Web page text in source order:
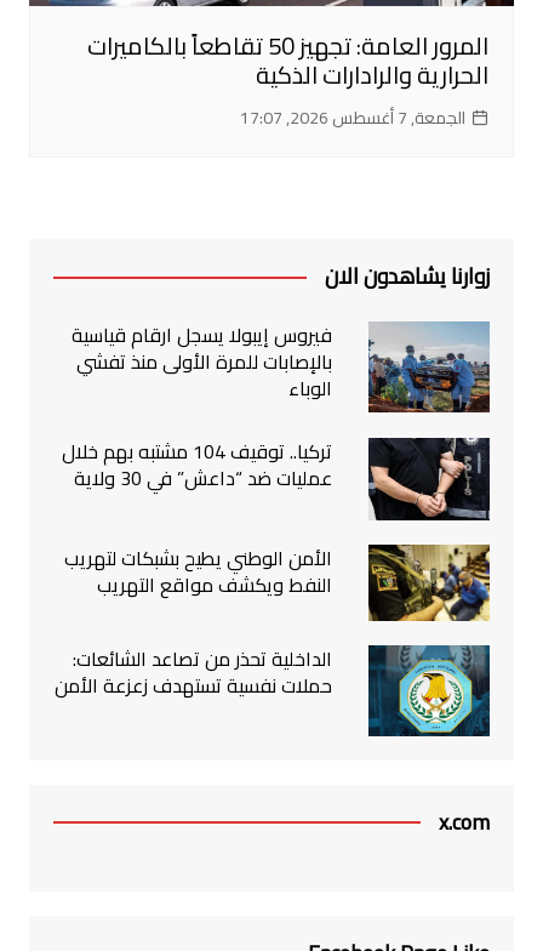
المرور العامة: تجهيز 50 تقاطعاً بالكاميرات
الحرارية والرادارات الذكية
الجمعة, 7 أغسطس 2026, 17:07
زوارنا يشاهدون الان
فيروس إيبولا يسجل ارقام قياسية
بالإصابات للمرة الأولى منذ تفشي
الوباء
تركيا.. توقيف 104 مشتبه بهم خلال
عمليات ضد “داعش” في 30 ولاية
الأمن الوطني يطيح بشبكات لتهريب
النفط ويكشف مواقع التهريب
الداخلية تحذر من تصاعد الشائعات:
حملات نفسية تستهدف زعزعة الأمن
x.com